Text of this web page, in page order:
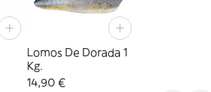
Lomos De Dorada 1
Kg.
14,90 €